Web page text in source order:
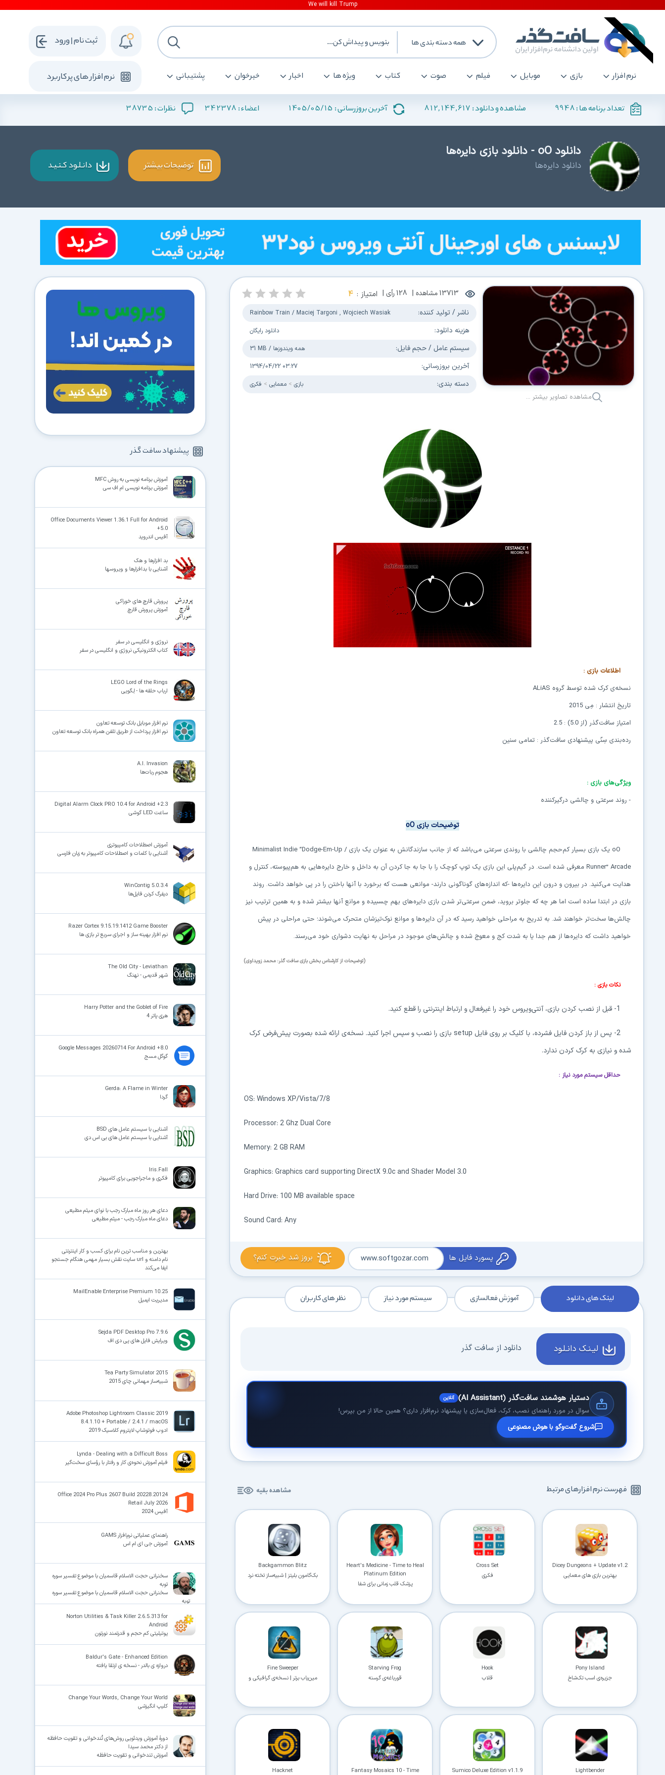
همه دسته بندی ها
نرم افزار بازی موبایل فیلم صوت کتاب ویژه ها اخبار خبرخوان پشتیبانی نرم افزار های پرکاربرد
ثبت نام | ورود
تعداد برنامه ها :9948 مشاهده و دانلود : 812,144,617 آخرین بروزرسانی : 1405/05/15 اعضاء : 342378 نظرات : 38735
دانلود oO - دانلود بازی دایره‌ها
دانلود دایره‌ها توضیحات بیشتر دانـلـود کـنـیـد
مشاهده تصاویر بیشتر ...
13713مشاهده | 128رأی | امتیاز : 4
ناشر / تولید کننده: Rainbow Train / Maciej Targoni , Wojciech Wasiak
هزینه دانلود: دانلود رایگان
سیستم عامل / حجم فایل: 31 MB / همه ویندوزها
آخرین بروزرسانی: 1394/04/22 03:27
دسته بندی: بازی معمایی فکری
اطلاعات بازی :
نسخه‌ی کرک شده توسط گروه ALiAS
تاریخ انتشار : مِی 2015
امتیاز سافت‌گذر (از 5.0) : 2.5
رده‌بندی سِنّی پیشنهادی سافت‌گذر : تمامی سنین
ویژگی‌های بازی :
- روند سرعتی و چالشی درگیرکننده
توضیحات بازیoO
oO یک بازی بسیار کم‌حجم چالشی با روندی سرعتی می‌باشد که از جانب سازندگانش به عنوان یک بازی Minimalist Indie “Dodge-Em-Up /
Runner” Arcade معرفی شده است. در گیم‌پلی این بازی یک توپ کوچک را با جا به جا کردن آن به داخل و خارج دایره‌هایی به هم‌پیوسته، کنترل و
هدایت می‌کنید. در بیرون و درون این دایره‌ها -که اندازه‌های گوناگونی دارند- موانعی هست که برخورد با آنها باختن را در پی خواهد داشت. روند
بازی در ابتدا ساده است اما هر چه که جلوتر بروید، ضمن سرعتی‌تر شدن بازی دایره‌های بهم چسبیده و موانع آنها بیشتر شده و به همین ترتیب نیز
چالش‌ها سخت‌‌تر خواهند شد. به تدریج به مراحلی خواهید رسید که در آن دایره‌ها و موانع نوک‌تیزشان متحرک می‌شوند؛ حتی مراحلی در پیش
خواهید داشت که دایره‌ها از هم جدا یا به شدت کج و معوج شده و چالش‌های موجود در مراحل به نهایت دشواری خود می‌رسند.
(توضیحات از کارشناس بخش بازی سافت گذر: محمد زویداوی)
نکات بازی :
1- قبل از نصب کردن بازی، آنتی‌ویروس خود را غیرفعال و ارتباط اینترنتی را قطع کنید.
2- پس از باز کردن فایل فشرده، با کلیک بر روی فایل setup بازی را نصب و سپس اجرا کنید. نسخه‌ی ارائه شده بصورت پیش‌فرض کرک
شده و نیازی به کرک کردن ندارد.
حداقل سیستم مورد نیاز :
OS: Windows XP/Vista/7/8
Processor: 2 Ghz Dual Core
Memory: 2 GB RAM
Graphics: Graphics card supporting DirectX 9.0c and Shader Model 3.0
Hard Drive: 100 MB available space
Sound Card: Any
بروز شد خبرت کنم؟ پسورد فایل ها www.softgozar.com
لینک های دانلود آموزش فعالسازی سیستم مورد نیاز نظر های کاربران
لیـنـک دانـلـود دانلود از سافت گذر
دستیار هوشمند سافت‌گذر (AI Assistant) آنلاین
سوال در مورد راهنمای نصب، کرک، فعال‌سازی یا پیشنهاد نرم‌افزار داری؟ همین حالا از من بپرس!
شروع گفت‌وگو با هوش مصنوعی
فهرست نرم افزارهای مرتبط مشاهده بقیه
Dicey Dungeons + Update v1.2
بهترین بازی های معمایی
Cross Set
فکری
Heart's Medicine - Time to Heal
Platinum Edition
پزشک قلب زمانی برای شفا
Backgammon Blitz
بک‌گامون بلیتز | شبیه‌ساز تخته نرد
Pony Island
جزیره‌ی اسب تک‌شاخ
Hook
قلاب
Starving Frog
قورباغه‌ی گرسنه
Fine Sweeper
مین‌یاب برتر | نسخه‌ی گرافیکی و
Lightbender
Sumico Deluxe Edition v1.1.9
Fantasy Mosaics 10 - Time
Hacknet
پیشنهاد سافت گذر
آموزش برنامه نویسی به روش MFC
آموزش برنامه نویسی ام اف سی
Office Documents Viewer 1.36.1 Full for Android
+5.0
آفیس اندروید
بد افزارها و هک
آشنایی با بدافزارها و ویروسها
پرورش قارچ های خوراکی
آموزش پرورش قارچ
نروژی و انگلیسی در سفر
کتاب الکترونیکی نروژی و انگلیسی در سفر
LEGO Lord of the Rings
ارباب حلقه ها - لِـگویی
نرم افزار موبایل بانک توسعه تعاون
نرم افزار پرداخت از طریق تلفن همراه بانک توسعه تعاون
A.I. Invasion
هجوم ربات‌ها
Digital Alarm Clock PRO 10.4 for Android +2.3
ساعت LED گوشی
آموزش اصطلاحات کامپیوتری
آشنایی با کلمات و اصطلاحات کامپیوتر به زبان فارسی
WinContig 5.0.3.4
دیفرگ کردن فایل‌ها
Razer Cortex 9.15.19.1412 Game Booster
نرم افزار بهینه ساز و اجرای سریع تر بازی ها
The Old City - Leviathan
شهر قدیمی - نهنگ
Harry Potter and the Goblet of Fire
هری پاتر 4
Google Messages 20260714 For Android +8.0
گوگل مسج
Gerda: A Flame in Winter
گردا
آشنایی با سیستم عامل های BSD
آشنایی با سیستم عامل های بی اس دی
Iris.Fall
فکری و ماجراجویی برای کامپیوتر
دعای هر روز ماه مبارک رجب با نوای میثم مطیعی
دعای ماه مبارک رجب - میثم مطیعی
بهترین و مناسب ‌ترین نام برای کسب‌ و ‌کار اینترنتی
نام دامنه و url سایت نقش بسیار مهمی هنگام جستجو
ایفا می‌کند
MailEnable Enterprise Premium 10.25
مدیریت ایمیل‌
Sejda PDF Desktop Pro 7.9.6
ویرایش فایل های پی دی اف
Tea Party Simulator 2015
شبیه‌ساز مهمانی چای 2015
Adobe Photoshop Lightroom Classic 2019
8.4.1.10 + Portable / 2.4.1 / macOS
ادوب فوتوشاپ لایتروم کلاسیک 2019
Lynda - Dealing with a Difficult Boss
فیلم آموزش نحوه‌ی کار و رفتار با رؤسای سخت‌گیر
Office 2024 Pro Plus 2607 Build 20228.20124
Retail July 2026
آفیس 2024
راهنمای عملیاتی نرم‌افزار GAMS
آموزش جی ای ام اس
سخنرانی حجت الاسلام قاسمیان با موضوع تفسیر سوره
توبه
سخنرانی حجت الاسلام قاسمیان با موضوع تفسیر سوره
توبه
Norton Utilities & Task Killer 2.6.5.313 for
Android
یوتیلیتی کم حجم و قدرتمند نورتون
Baldur's Gate - Enhanced Edition
دروازه ی بالدر - نسخه ی ارتقا یافته
Change Your Words, Change Your World
کلیپ انگیزشی
دورهٔ آموزش ویدئویی روش‌های تُندخوانی و تقویت حافظه
از دکتر محمد سیدا
آموزش تندخوانی و تقویت حافظه
⚡ اعضای VIP دانلود را بلافاصله و بدون معطلی شروع می‌کنند
استفاده از تمام ظرفیت و پهنای باند شبکه شما
⚡ همین حالا بدون انتظار دانلود کن
(معادل ماهیانه 27,250 تومان در اشتراک یک‌ساله)
قبلاً عضو شدم — ورود به حساب کاربری